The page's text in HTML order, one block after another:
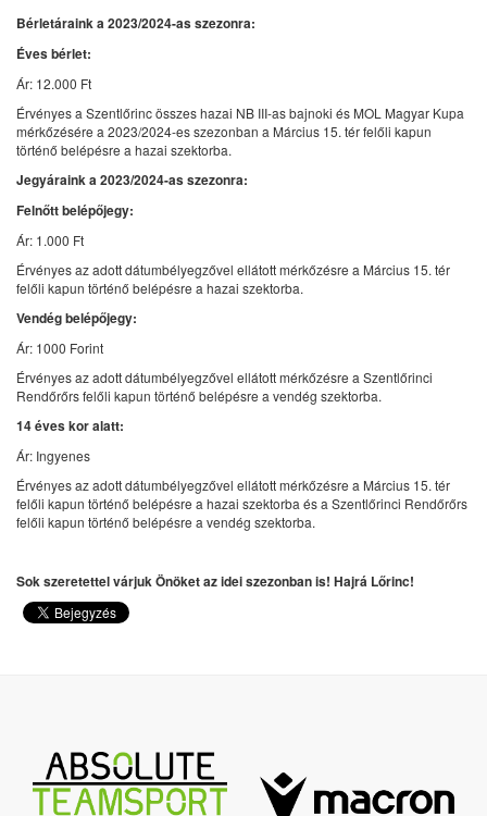
Bérletáraink a 2023/2024-as szezonra:
Éves bérlet:
Ár: 12.000 Ft
Érvényes a Szentlőrinc összes hazai NB III-as bajnoki és MOL Magyar Kupa
mérkőzésére a 2023/2024-es szezonban a Március 15. tér felőli kapun
történő belépésre a hazai szektorba.
Jegyáraink a 2023/2024-as szezonra:
Felnőtt belépőjegy:
Ár: 1.000 Ft
Érvényes az adott dátumbélyegzővel ellátott mérkőzésre a Március 15. tér
felőli kapun történő belépésre a hazai szektorba.
Vendég belépőjegy:
Ár: 1000 Forint
Érvényes az adott dátumbélyegzővel ellátott mérkőzésre a Szentlőrinci
Rendőrőrs felőli kapun történő belépésre a vendég szektorba.
14 éves kor alatt:
Ár: Ingyenes
Érvényes az adott dátumbélyegzővel ellátott mérkőzésre a Március 15. tér
felőli kapun történő belépésre a hazai szektorba és a Szentlőrinci Rendőrőrs
felőli kapun történő belépésre a vendég szektorba.
Sok szeretettel várjuk Önöket az idei szezonban is! Hajrá Lőrinc!